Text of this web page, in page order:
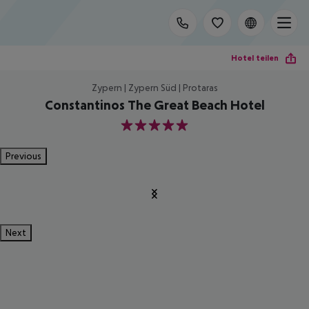
Hotel teilen
Zypern | Zypern Süd | Protaras
Constantinos The Great Beach Hotel
5
Previous
Next